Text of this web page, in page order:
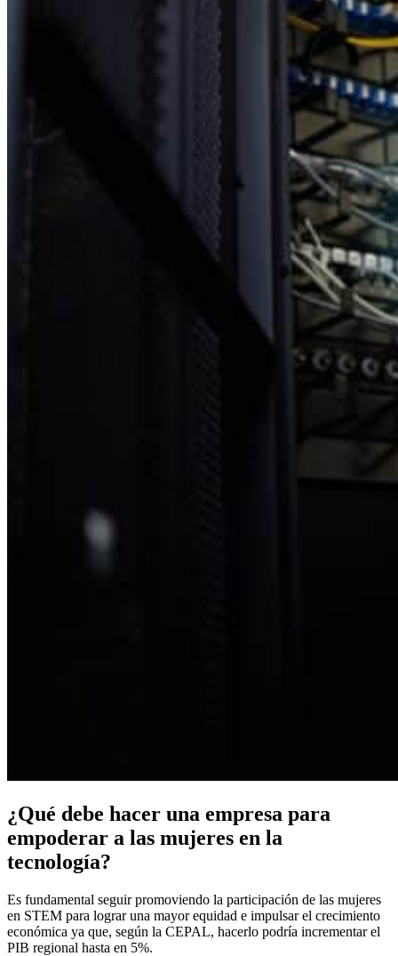
¿Qué debe hacer una empresa para
empoderar a las mujeres en la
tecnología?
Es fundamental seguir promoviendo la participación de las mujeres
en STEM para lograr una mayor equidad e impulsar el crecimiento
económica ya que, según la CEPAL, hacerlo podría incrementar el
PIB regional hasta en 5%.